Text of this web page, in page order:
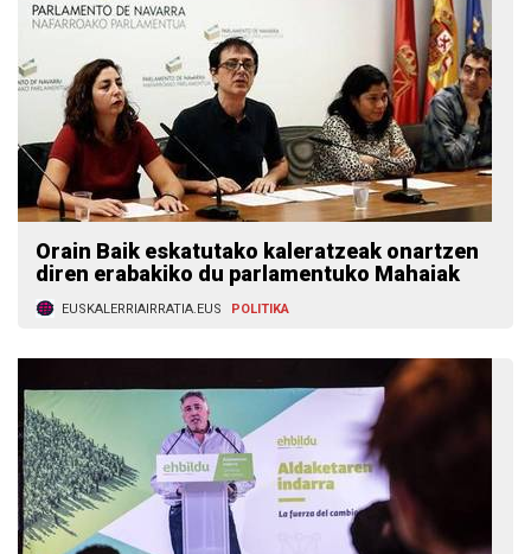
Orain Baik eskatutako kaleratzeak onartzen
diren erabakiko du parlamentuko Mahaiak
EUSKALERRIAIRRATIA.EUS POLITIKA